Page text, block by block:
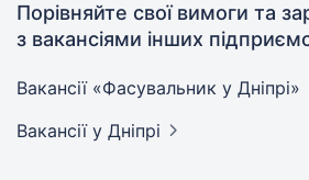
Порівняйте свої вимоги та
з вакансіями інших
Вакансії «Фасувальник у Дніпрі»
Вакансії у Дніпрі